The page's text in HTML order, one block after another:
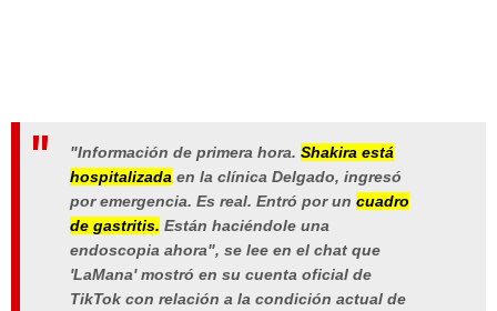
"Información de primera hora. Shakira está
hospitalizada en la clínica Delgado, ingresó
por emergencia. Es real. Entró por un cuadro
de gastritis. Están haciéndole una
endoscopia ahora", se lee en el chat que
'LaMana' mostró en su cuenta oficial de
TikTok con relación a la condición actual de